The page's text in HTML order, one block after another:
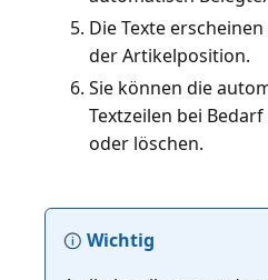
Die Texte
der Artikelposition.
Sie können die
Textzeilen bei
oder löschen.
Wichtig